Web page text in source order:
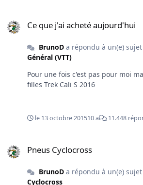
Ce que j'ai acheté aujourd'hui
BrunoDa répondu à un(e)
Général (VTT)
Pour une fois c'est pas pour moi
filles Trek Cali S 2016
le 13 octobre 201510 a 11.448
Pneus Cyclocross
BrunoDa répondu à un(e)
Cyclocross